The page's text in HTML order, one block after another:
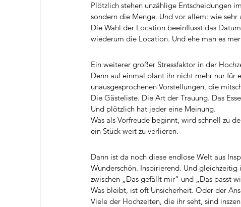
Plötzlich stehen unzählige Entscheidungen
sondern die Menge. Und vor allem: wie
Die Wahl der Location beeinflusst das
wiederum die Location. Und ehe man es
Ein weiterer großer Stressfaktor in der
Denn auf einmal plant ihr nicht mehr nur für
unausgesprochenen Vorstellungen, die
Die Gästeliste. Die Art der Trauung. Das
Und plötzlich hat jeder eine Meinung.
Was als Vorfreude beginnt, wird schnell zu
ein Stück weit zu verlieren.
Dann ist da noch diese endlose Welt aus
Wunderschön. Inspirierend. Und
zwischen „Das gefällt mir“ und „Das passt
Was bleibt, ist oft Unsicherheit. Oder der
Viele der Hochzeiten, die ihr seht, sind